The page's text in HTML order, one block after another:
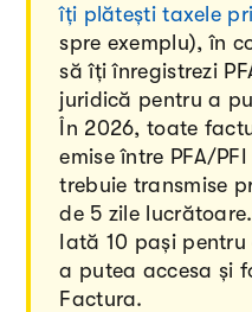
îți plătești taxele
spre exemplu), în
să îți înregistrezi
juridică pentru a
În 2026, toate
emise între PFA/
trebuie transmise
de 5 zile lucrătoare.
Iată 10 pași
a putea accesa și
Factura.